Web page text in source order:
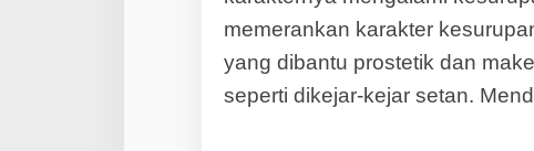
memerankan karakter
yang dibantu prostetik dan
seperti dikejar-kejar setan.